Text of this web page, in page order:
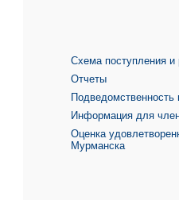
Схема поступления
Отчеты
Информация для
Оценка
Мурманска